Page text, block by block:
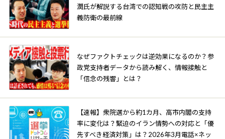
潤氏が解説する台湾での認知戦の攻防と民主主
義防衛の最前線
なぜファクトチェックは逆効果になるのか？参
政党支持者データから読み解く、情報接触と
「信念の残響」とは？
【速報】衆院選から約1カ月、高市内閣の支持
率に変化は？緊迫のイラン情勢への対応と「優
先すべき経済対策」は？2026年3月電話×ネッ